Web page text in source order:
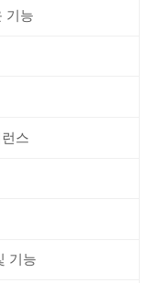
기능
스
기능